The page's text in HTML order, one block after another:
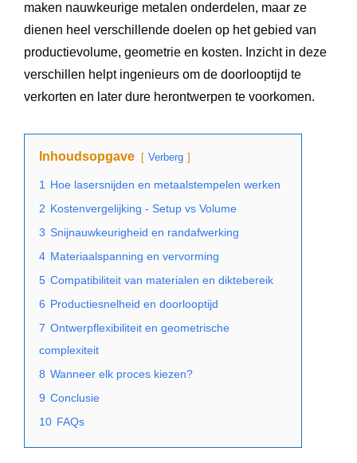
maken nauwkeurige metalen onderdelen, maar ze
dienen heel verschillende doelen op het gebied van
productievolume, geometrie en kosten. Inzicht in deze
verschillen helpt ingenieurs om de doorlooptijd te
verkorten en later dure herontwerpen te voorkomen.
Inhoudsopgave Verberg
1
Hoe lasersnijden en metaalstempelen werken
2 Kostenvergelijking - Setup vs Volume
3 Snijnauwkeurigheid en randafwerking
4 Materiaalspanning en vervorming
5 Compatibiliteit van materialen en diktebereik
6 Productiesnelheid en doorlooptijd
7 Ontwerpflexibiliteit en geometrische
complexiteit
8 Wanneer elk proces kiezen?
9 Conclusie
10 FAQs